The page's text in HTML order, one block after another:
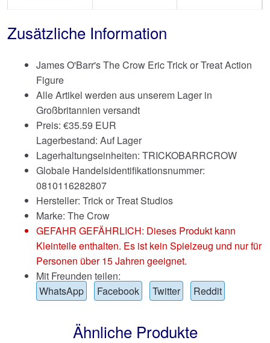
Zusätzliche Information
James O'Barr's The Crow Eric Trick or Treat Action
Figure
Alle Artikel werden aus unserem Lager in
Großbritannien versandt
Preis: €35.59 EUR
Lagerbestand: Auf Lager
Lagerhaltungseinheiten: TRICKOBARRCROW
Globale Handelsidentifikationsnummer:
0810116282807
Hersteller: Trick or Treat Studios
Marke: The Crow
GEFAHR GEFÄHRLICH: Dieses Produkt kann
Kleinteile enthalten. Es ist kein Spielzeug und nur für
Personen über 15 Jahren geeignet.
Mit Freunden teilen:
WhatsApp
Facebook Twitter Reddit
Ähnliche Produkte